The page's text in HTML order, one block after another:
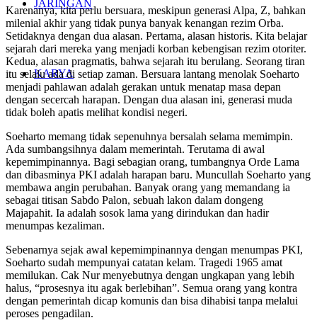
JARINGAN
KARYA
Karenanya, kita perlu bersuara, meskipun generasi Alpa, Z, bahkan
milenial akhir yang tidak punya banyak kenangan rezim Orba.
Setidaknya dengan dua alasan. Pertama, alasan historis. Kita belajar
sejarah dari mereka yang menjadi korban kebengisan rezim otoriter.
Kedua, alasan pragmatis, bahwa sejarah itu berulang. Seorang tiran
itu selalu ada di setiap zaman. Bersuara lantang menolak Soeharto
menjadi pahlawan adalah gerakan untuk menatap masa depan
dengan secercah harapan. Dengan dua alasan ini, generasi muda
tidak boleh apatis melihat kondisi negeri.
Soeharto memang tidak sepenuhnya bersalah selama memimpin.
Ada sumbangsihnya dalam memerintah. Terutama di awal
kepemimpinannya. Bagi sebagian orang, tumbangnya Orde Lama
dan dibasminya PKI adalah harapan baru. Muncullah Soeharto yang
membawa angin perubahan. Banyak orang yang memandang ia
sebagai titisan Sabdo Palon, sebuah lakon dalam dongeng
Majapahit. Ia adalah sosok lama yang dirindukan dan hadir
menumpas kezaliman.
Sebenarnya sejak awal kepemimpinannya dengan menumpas PKI,
Soeharto sudah mempunyai catatan kelam. Tragedi 1965 amat
memilukan. Cak Nur menyebutnya dengan ungkapan yang lebih
halus, “prosesnya itu agak berlebihan”. Semua orang yang kontra
dengan pemerintah dicap komunis dan bisa dihabisi tanpa melalui
peroses pengadilan.